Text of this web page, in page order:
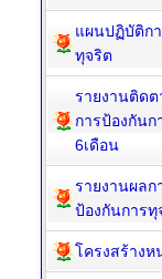
แผนปฏิบัติก
ทุจริต
รายงานติด
การป้องกันก
6เดือน
รายงานผลก
ป้องกันการทุ
โครงสร้างห